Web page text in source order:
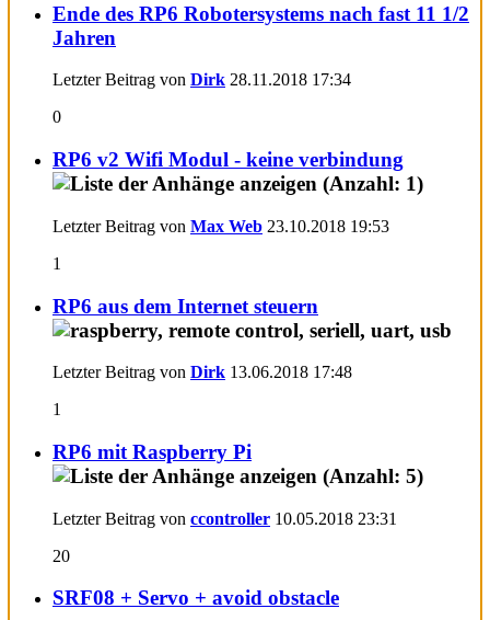
Ende des RP6 Robotersystems nach fast 11 1/2
Jahren
Letzter Beitrag von Dirk 28.11.2018 17:34
0
RP6 v2 Wifi Modul - keine verbindung
Letzter Beitrag von Max Web 23.10.2018 19:53
1
RP6 aus dem Internet steuern
Letzter Beitrag von Dirk 13.06.2018 17:48
1
RP6 mit Raspberry Pi
Letzter Beitrag von ccontroller 10.05.2018 23:31
20
SRF08 + Servo + avoid obstacle